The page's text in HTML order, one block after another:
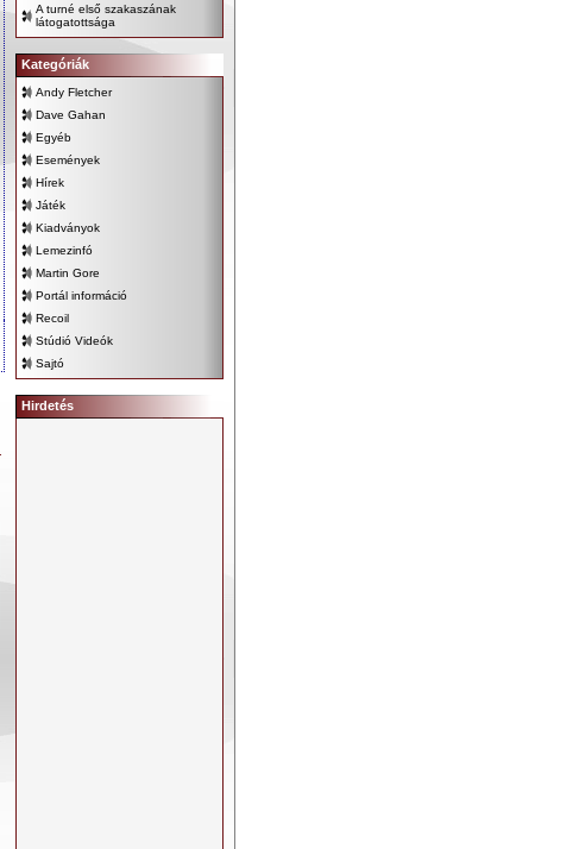
A turné első szakaszának
látogatottsága
Kategóriák
Andy Fletcher
Dave Gahan
Egyéb
Események
Hírek
Játék
Kiadványok
Lemezinfó
Martin Gore
Portál információ
Recoil
Stúdió Videók
Sajtó
Hirdetés